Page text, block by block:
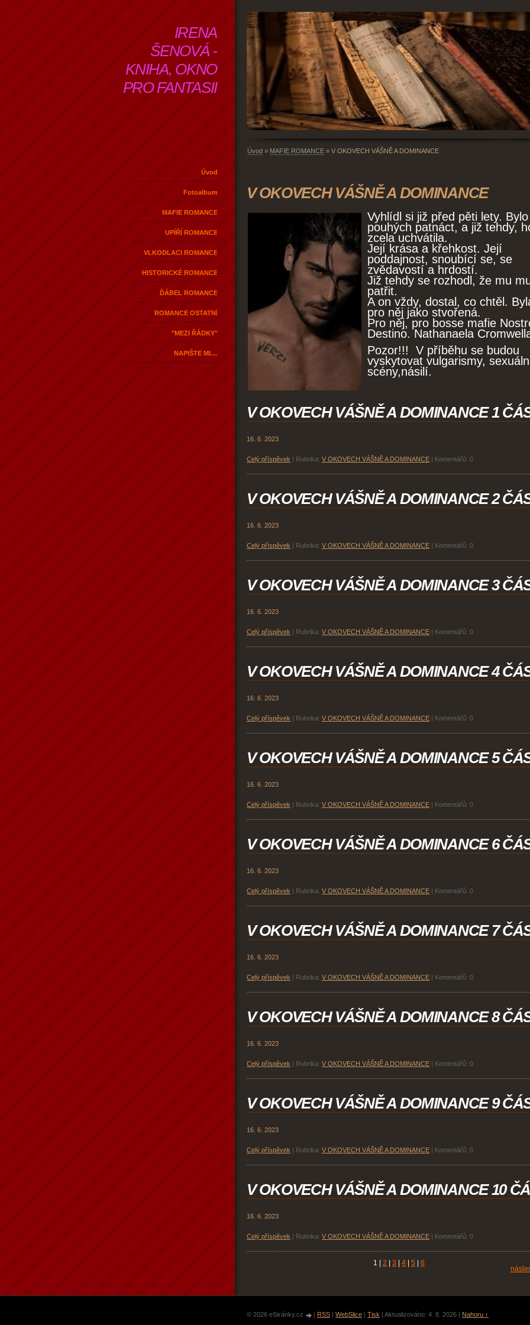
IRENA
ŠENOVÁ -
KNIHA, OKNO
PRO FANTASII
Úvod
Fotoalbum
MAFIE ROMANCE
UPÍŘÍ ROMANCE
VLKODLACI ROMANCE
HISTORICKÉ ROMANCE
ĎÁBEL ROMANCE
ROMANCE OSTATNÍ
"MEZI ŘÁDKY"
NAPIŠTE MI....
Úvod » MAFIE ROMANCE » V OKOVECH VÁŠNĚ A DOMINANCE
V OKOVECH VÁŠNĚ A DOMINANCE
Vyhlídl si již před pěti lety. Bylo
pouhých patnáct, a již tehdy,
zcela uchvátila.
Její krása a křehkost. Její
poddajnost, snoubící se, se
zvědavostí a hrdostí.
Již tehdy se rozhodl, že mu
patřit.
A on vždy, dostal, co chtěl.
pro něj jako stvořená.
Pro něj, pro bosse mafie
Destino. Nathanaela
Pozor!!! V příběhu se budou
vyskytovat vulgarismy,
scény,násilí.
V OKOVECH VÁŠNĚ A DOMINANCE 1
16. 6. 2023
Celý příspěvek | Rubrika: V OKOVECH VÁŠNĚ A DOMINANCE | Komentářů: 0
V OKOVECH VÁŠNĚ A DOMINANCE 2
16. 6. 2023
Celý příspěvek | Rubrika: V OKOVECH VÁŠNĚ A DOMINANCE | Komentářů: 0
V OKOVECH VÁŠNĚ A DOMINANCE 3
16. 6. 2023
Celý příspěvek | Rubrika: V OKOVECH VÁŠNĚ A DOMINANCE | Komentářů: 0
V OKOVECH VÁŠNĚ A DOMINANCE 4
16. 6. 2023
Celý příspěvek | Rubrika: V OKOVECH VÁŠNĚ A DOMINANCE | Komentářů: 0
V OKOVECH VÁŠNĚ A DOMINANCE 5
16. 6. 2023
Celý příspěvek | Rubrika: V OKOVECH VÁŠNĚ A DOMINANCE | Komentářů: 0
V OKOVECH VÁŠNĚ A DOMINANCE 6
16. 6. 2023
Celý příspěvek | Rubrika: V OKOVECH VÁŠNĚ A DOMINANCE | Komentářů: 0
V OKOVECH VÁŠNĚ A DOMINANCE 7
16. 6. 2023
Celý příspěvek | Rubrika: V OKOVECH VÁŠNĚ A DOMINANCE | Komentářů: 0
V OKOVECH VÁŠNĚ A DOMINANCE 8
16. 6. 2023
Celý příspěvek | Rubrika: V OKOVECH VÁŠNĚ A DOMINANCE | Komentářů: 0
V OKOVECH VÁŠNĚ A DOMINANCE 9
16. 6. 2023
Celý příspěvek | Rubrika: V OKOVECH VÁŠNĚ A DOMINANCE | Komentářů: 0
V OKOVECH VÁŠNĚ A DOMINANCE 10
16. 6. 2023
Celý příspěvek | Rubrika: V OKOVECH VÁŠNĚ A DOMINANCE | Komentářů: 0
1 | 2 | 3 | 4 | 5 | 6
© 2026 eStránky.cz | RSS | WebSlice | Tisk | Aktualizováno: 4. 8. 2026 | Nahoru ↑